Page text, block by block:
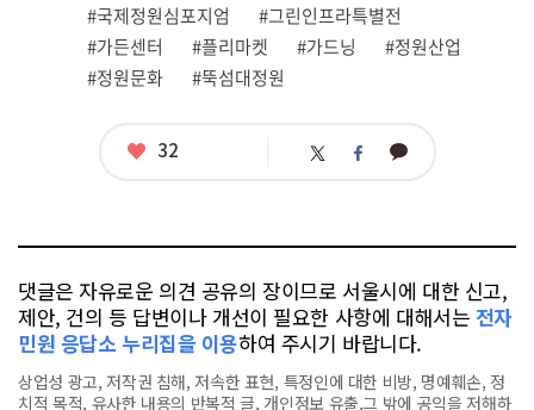
그
#국제정원심포지엄
#그린인프라특별전
#가든센터
#플리마켓 #가드닝
#정원산업
#정원문화
#뚝섬대정원
좋
32 트 페 카
댓글은 자유로운 의견 공유의 장이므로 서울시에 대한 신고,
제안, 건의 등 답변이나 개선이 필요한 사항에 대해서는 전자
민원 응답소 누리집을 이용하여 주시기 바랍니다.
상업성 광고, 저작권 침해, 저속한 표현, 특정인에 대한 비방, 명예훼손, 정
치적 목적, 유사한 내용의 반복적 글, 개인정보 유출,그 밖에 공익을 저해하